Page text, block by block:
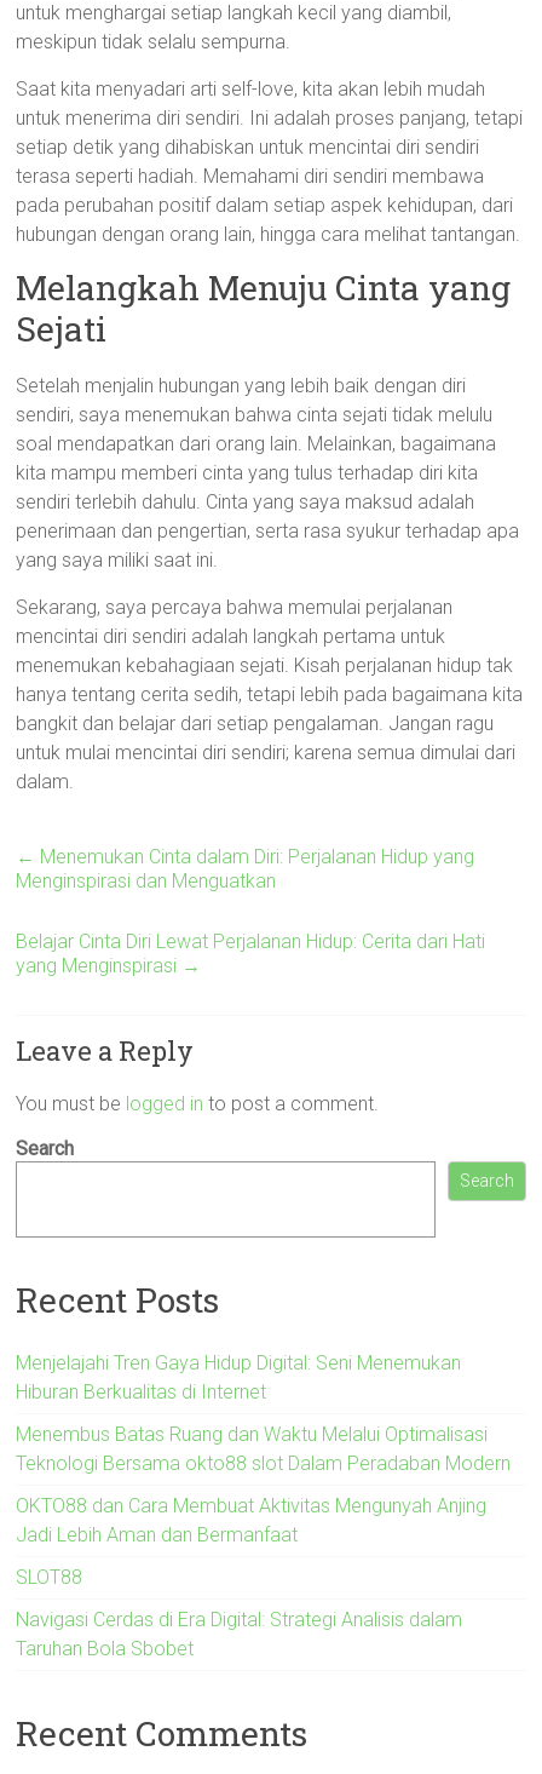
untuk menghargai setiap langkah kecil yang diambil,
meskipun tidak selalu sempurna.
Saat kita menyadari arti self-love, kita akan lebih mudah
untuk menerima diri sendiri. Ini adalah proses panjang, tetapi
setiap detik yang dihabiskan untuk mencintai diri sendiri
terasa seperti hadiah. Memahami diri sendiri membawa
pada perubahan positif dalam setiap aspek kehidupan, dari
hubungan dengan orang lain, hingga cara melihat tantangan.
Melangkah Menuju Cinta yang
Sejati
Setelah menjalin hubungan yang lebih baik dengan diri
sendiri, saya menemukan bahwa cinta sejati tidak melulu
soal mendapatkan dari orang lain. Melainkan, bagaimana
kita mampu memberi cinta yang tulus terhadap diri kita
sendiri terlebih dahulu. Cinta yang saya maksud adalah
penerimaan dan pengertian, serta rasa syukur terhadap apa
yang saya miliki saat ini.
Sekarang, saya percaya bahwa memulai perjalanan
mencintai diri sendiri adalah langkah pertama untuk
menemukan kebahagiaan sejati. Kisah perjalanan hidup tak
hanya tentang cerita sedih, tetapi lebih pada bagaimana kita
bangkit dan belajar dari setiap pengalaman. Jangan ragu
untuk mulai mencintai diri sendiri; karena semua dimulai dari
dalam.
← Menemukan Cinta dalam Diri: Perjalanan Hidup yang
Menginspirasi dan Menguatkan
Belajar Cinta Diri Lewat Perjalanan Hidup: Cerita dari Hati
yang Menginspirasi →
Leave a Reply
You must be logged in to post a comment.
Search
Search
Recent Posts
Menjelajahi Tren Gaya Hidup Digital: Seni Menemukan
Hiburan Berkualitas di Internet
Menembus Batas Ruang dan Waktu Melalui Optimalisasi
Teknologi Bersama okto88 slot Dalam Peradaban Modern
OKTO88 dan Cara Membuat Aktivitas Mengunyah Anjing
Jadi Lebih Aman dan Bermanfaat
SLOT88
Navigasi Cerdas di Era Digital: Strategi Analisis dalam
Taruhan Bola Sbobet
Recent Comments